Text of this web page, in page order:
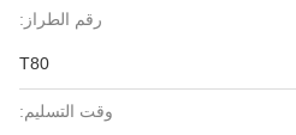
رقم الطراز:
T80
وقت التسليم: